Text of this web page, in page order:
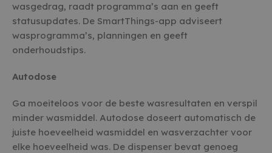
wasgedrag, raadt programma’s aan en geeft
statusupdates. De SmartThings-app adviseert
wasprogramma’s, planningen en geeft
onderhoudstips.
Autodose
Ga moeiteloos voor de beste wasresultaten en verspil
minder wasmiddel. Autodose doseert automatisch de
juiste hoeveelheid wasmiddel en wasverzachter voor
elke hoeveelheid was. De dispenser bevat genoeg